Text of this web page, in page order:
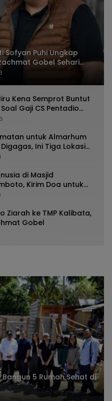
Sofyan Puhi Ungkap
Gobel Sehari
Kena Semprot Buntut
Gaji CS Pentadio
untuk Almarhum
Ini Tiga Lokasi
di Masjid
Kirim Doa untuk
Gobel
Ziarah ke TMP Kalibata,
Gobel
5 Rumah Sehat di